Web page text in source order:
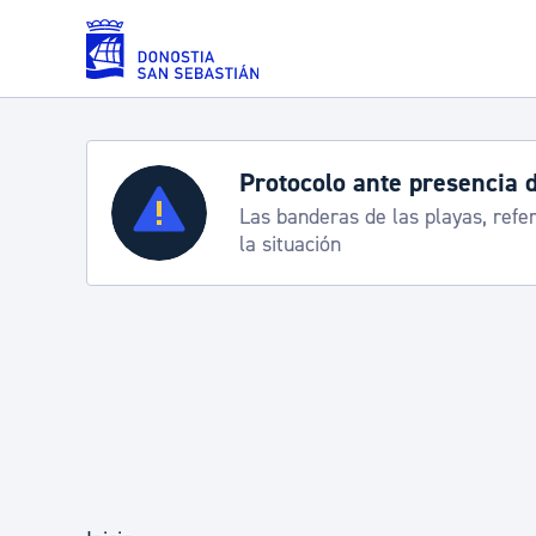
Saltar al contenido principal
Servicios
Padrón y asuntos personales
Semana Grande 2026:
8-15 agosto